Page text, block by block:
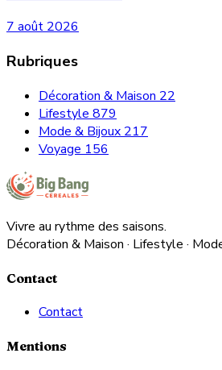
7 août 2026
Rubriques
Décoration & Maison 22
Lifestyle 879
Mode & Bijoux 217
Voyage 156
Vivre au rythme des saisons.
Décoration & Maison · Lifestyle ·
Contact
Contact
Mentions